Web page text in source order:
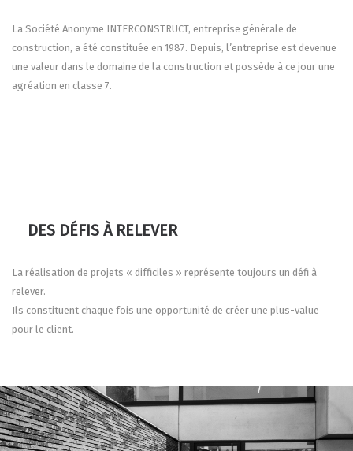
La Société Anonyme INTERCONSTRUCT, entreprise générale de
construction, a été constituée en 1987. Depuis, l’entreprise est devenue
une valeur dans le domaine de la construction et possède à ce jour une
agréation en classe 7.
DES DÉFIS À RELEVER
La réalisation de projets « difficiles » représente toujours un défi à
relever.
Ils constituent chaque fois une opportunité de créer une plus-value
pour le client.